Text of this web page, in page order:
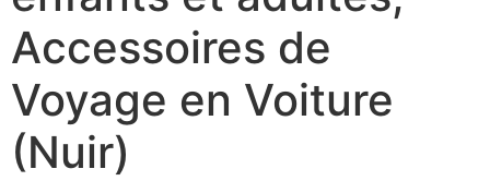
Accessoires de
Voyage en Voiture
(Nuir)